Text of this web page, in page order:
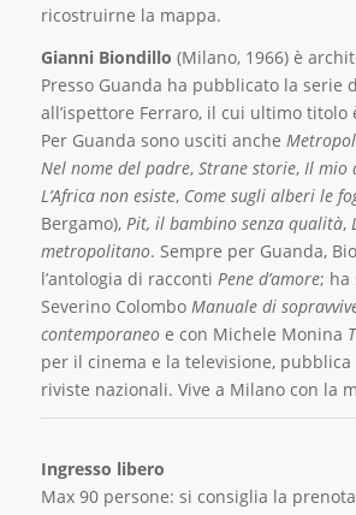
ricostruirne la mappa.
Gianni Biondillo (Milano, 1966) è
Presso Guanda ha pubblicato la serie
all’ispettore Ferraro, il cui ultimo titolo
Per Guanda sono usciti anche
Nel nome del padre, Strane storie, Il mio
L’Africa non esiste, Come sugli alberi le
Bergamo), Pit, il bambino senza qualità,
metropolitano. Sempre per Guanda,
l’antologia di racconti Pene d’amore; ha
Severino Colombo Manuale di
contemporaneo e con Michele Monina
per il cinema e la televisione,
riviste nazionali. Vive a Milano con la
Ingresso libero
Max 90 persone: si consiglia la